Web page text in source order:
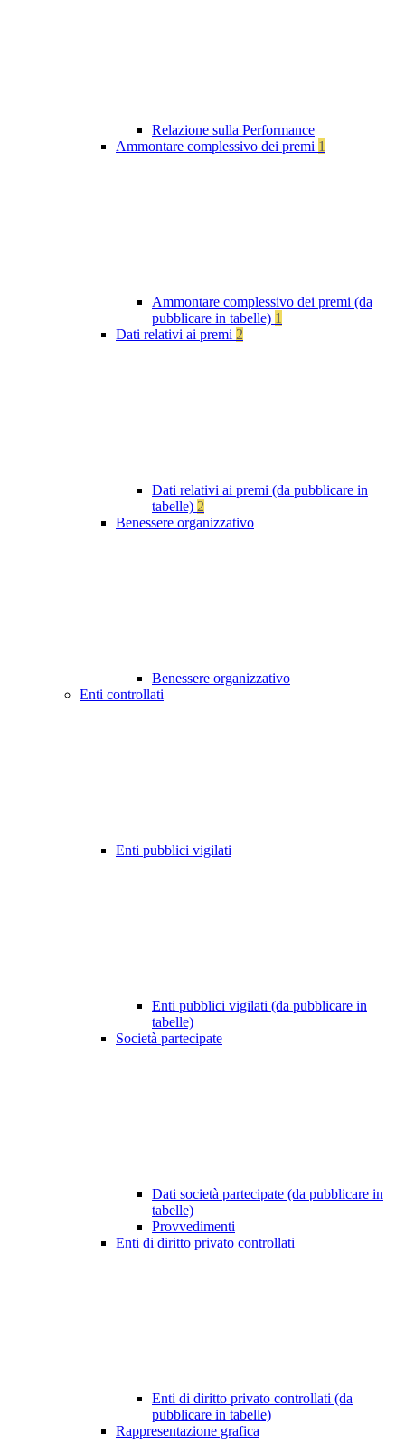
Relazione sulla Performance
Ammontare complessivo dei premi 1
Ammontare complessivo dei premi (da
pubblicare in tabelle) 1
Dati relativi ai premi 2
Dati relativi ai premi (da pubblicare in
tabelle) 2
Benessere organizzativo
Benessere organizzativo
Enti controllati
Enti pubblici vigilati
Enti pubblici vigilati (da pubblicare in
tabelle)
Società partecipate
Dati società partecipate (da pubblicare in
tabelle)
Provvedimenti
Enti di diritto privato controllati
Enti di diritto privato controllati (da
pubblicare in tabelle)
Rappresentazione grafica